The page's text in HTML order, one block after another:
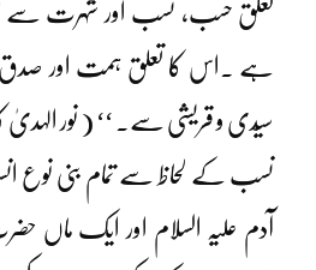
تعلق حسب، نسب اور شہرت سے
ہے ۔اس کا تعلق ہمت اور
سیّدی و قریشی سے۔ ‘‘ ( نور
نسب کے لحاظ سے تمام بنی نوع
آدم علیہ السلام اور ایک ماں حضرت